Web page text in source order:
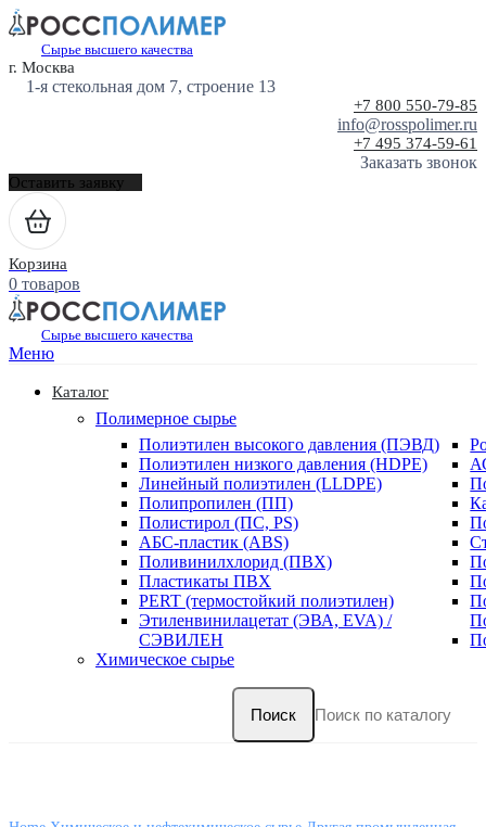
Сырье высшего качества
г. Москва
1-я стекольная дом 7, строение 13
+7 800 550-79-85
info@rosspolimer.ru
+7 495 374-59-61
Заказать звонок
Оставить заявку
Корзина
0 товаров
Сырье высшего качества
Меню
Каталог
Полимерное сырье
Полиэтилен высокого давления (ПЭВД)
Полиэтилен низкого давления (HDPE)
Линейный полиэтилен (LLDPE)
Полипропилен (ПП)
Полистирол (ПС, PS)
АБС-пластик (ABS)
Поливинилхлорид (ПВХ)
Пластикаты ПВХ
PERT (термостойкий полиэтилен)
Этиленвинилацетат (ЭВА, EVA) /
СЭВИЛЕН
Химическое сырье
Поиск